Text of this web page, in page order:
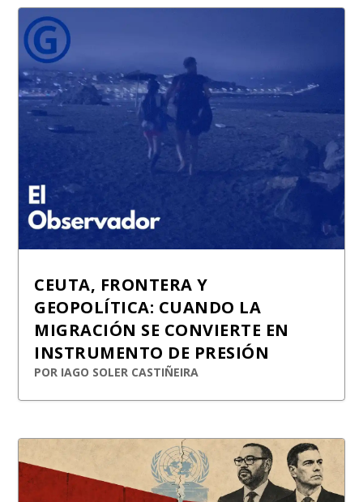
CEUTA, FRONTERA Y
GEOPOLÍTICA: CUANDO LA
MIGRACIÓN SE CONVIERTE EN
INSTRUMENTO DE PRESIÓN
POR IAGO SOLER CASTIÑEIRA